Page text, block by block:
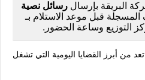
البريقة بإرسال رسائل نصية
المسجلة قبل موعد الاستلام بـ
من أبرز القضايا اليومية التي تشغل